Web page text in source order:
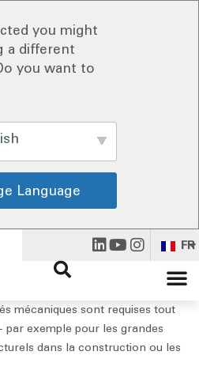
you might
a different
you want to
Language
FR
mécaniques sont requises tout
exemple pour les grandes
dans la construction ou les